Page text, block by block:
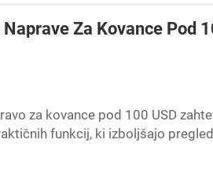
Za Kovance Pod
za kovance pod 100 USD
funkcij, ki izboljšajo
ki pazijo na proračun, pogosto